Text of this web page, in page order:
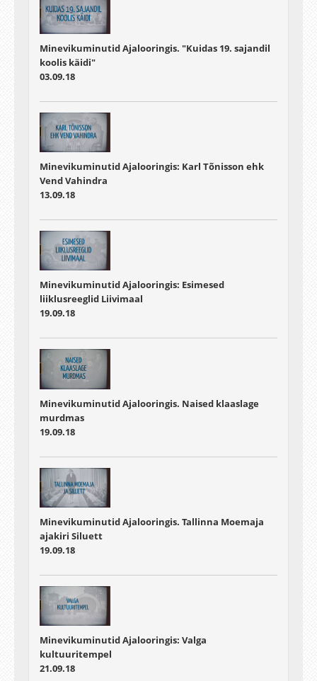
Minevikuminutid Ajalooringis. "Kuidas 19. sajandil
koolis käidi"
03.09.18
Minevikuminutid Ajalooringis: Karl Tõnisson ehk
Vend Vahindra
13.09.18
Minevikuminutid Ajalooringis: Esimesed
liiklusreeglid Liivimaal
19.09.18
Minevikuminutid Ajalooringis. Naised klaaslage
murdmas
19.09.18
Minevikuminutid Ajalooringis. Tallinna Moemaja
ajakiri Siluett
19.09.18
Minevikuminutid Ajalooringis: Valga
kultuuritempel
21.09.18